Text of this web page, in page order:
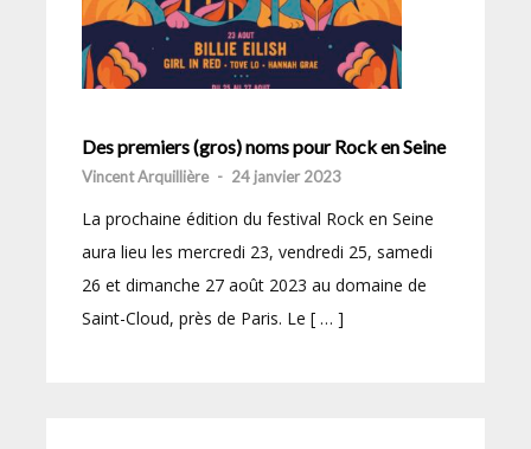
Des premiers (gros) noms pour Rock en Seine
Vincent Arquillière - 24 janvier 2023
La prochaine édition du festival Rock en Seine
aura lieu les mercredi 23, vendredi 25, samedi
26 et dimanche 27 août 2023 au domaine de
Saint-Cloud, près de Paris. Le [ … ]